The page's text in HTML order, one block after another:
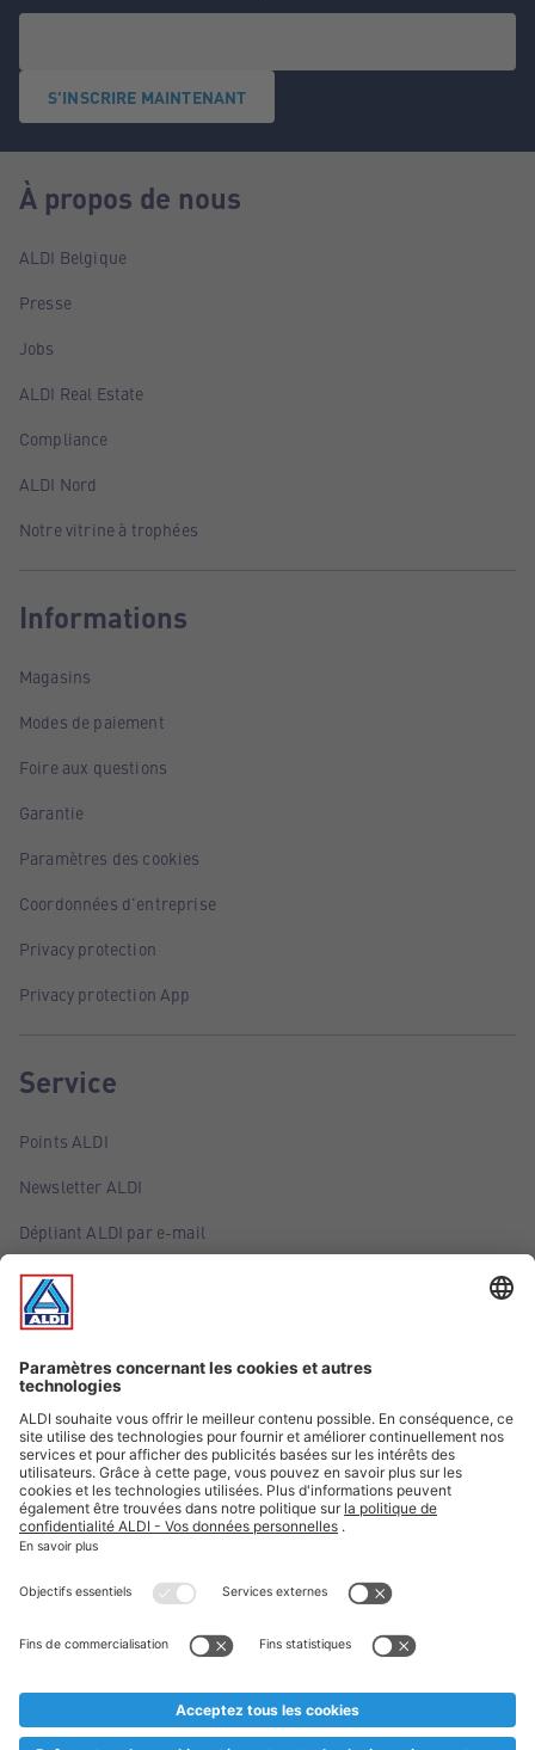
S'INSCRIRE MAINTENANT
À propos de nous
ALDI Belgique
Presse
Jobs
ALDI Real Estate
Compliance
ALDI Nord
Notre vitrine à trophées
Informations
Magasins
Modes de paiement
Foire aux questions
Garantie
Paramètres des cookies
Coordonnées d'entreprise
Privacy protection
Privacy protection App
Service
Points ALDI
Newsletter ALDI
Dépliant ALDI par e-mail
Offres
Infos essentielles
Suivez ALDI Belgique
Textes marqués d'un astérisque et mentions légales
* Nous vendons ces articles temporairement et jusqu'à
au cas où, malgré le planning bien étudié, nous serions
prématurément en rupture de stock. Prix Recupel et TVA incl.
** Sur ce site, l’utilisation de la forme masculine a été adoptée